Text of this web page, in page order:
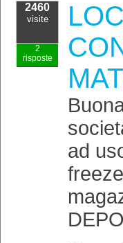
2460
visite
2
risposte
ad